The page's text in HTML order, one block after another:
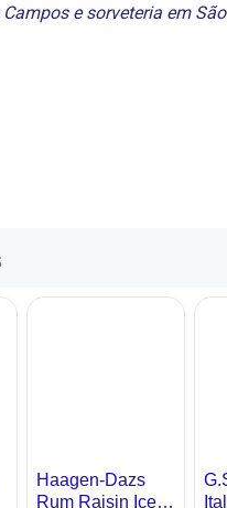
esorveteria em